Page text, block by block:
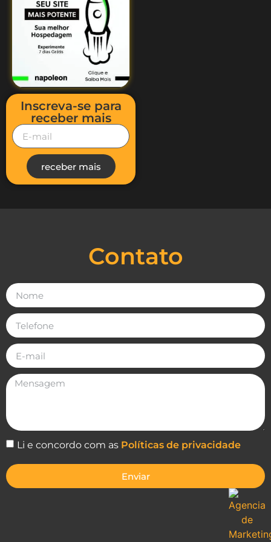
Inscreva-se para
receber mais
receber mais
Contato
Li e concordo com as Políticas de privacidade
Enviar